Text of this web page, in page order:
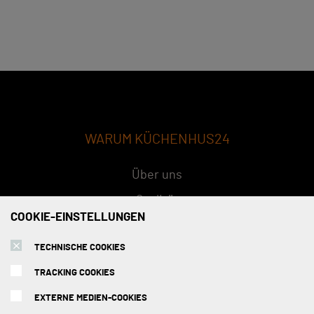
COOKIE-EINSTELLUNGEN
TECHNISCHE COOKIES
TRACKING COOKIES
EXTERNE MEDIEN-COOKIES
WARUM KÜCHENHUS24
Über uns
Qualität
SERVICE